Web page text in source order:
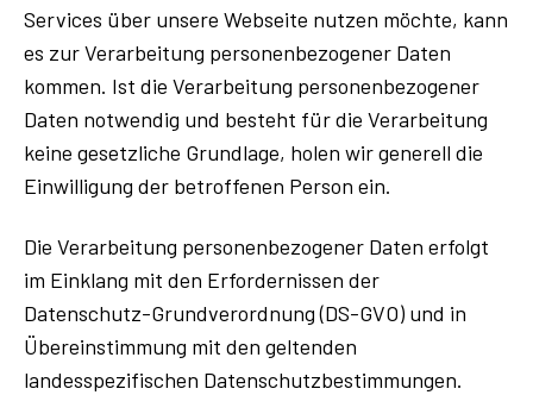
Services über unsere Webseite nutzen möchte, kann
es zur Verarbeitung personenbezogener Daten
kommen. Ist die Verarbeitung personenbezogener
Daten notwendig und besteht für die Verarbeitung
keine gesetzliche Grundlage, holen wir generell die
Einwilligung der betroffenen Person ein.
Die Verarbeitung personenbezogener Daten erfolgt
im Einklang mit den Erfordernissen der
Datenschutz-Grundverordnung (DS-GVO) und in
Übereinstimmung mit den geltenden
landesspezifischen Datenschutzbestimmungen.